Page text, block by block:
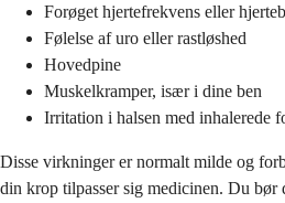
Forøget hjertefrekvens eller
Følelse af uro eller rastløshed
Hovedpine
Muskelkramper, især i dine ben
Irritation i halsen med inhalerede
Disse virkninger er normalt milde og
din krop tilpasser sig medicinen. Du